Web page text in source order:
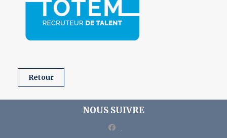
retour
NOUS SUIVRE
facebook